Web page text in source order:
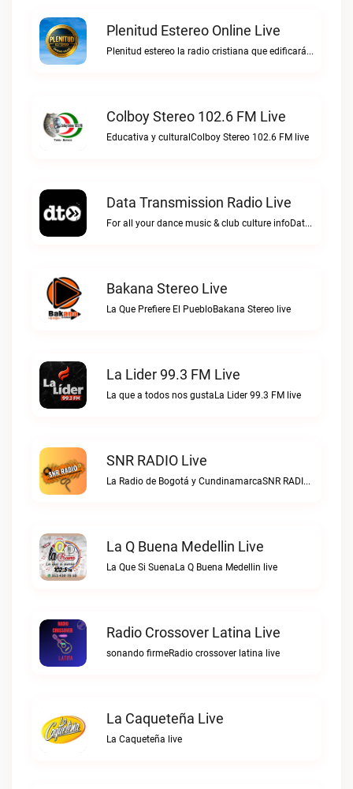
Plenitud Estereo Online Live
Plenitud estereo la radio cristiana que edificará tu vida.Plenitud Estereo Online live
Colboy Stereo 102.6 FM Live
Educativa y culturalColboy Stereo 102.6 FM live
Data Transmission Radio Live
For all your dance music & club culture infoData Transmission Radio live
Bakana Stereo Live
La Que Prefiere El PuebloBakana Stereo live
La Lider 99.3 FM Live
La que a todos nos gustaLa Lider 99.3 FM live
SNR RADIO Live
La Radio de Bogotá y CundinamarcaSNR RADIO live
La Q Buena Medellin Live
La Que Si SuenaLa Q Buena Medellin live
Radio Crossover Latina Live
sonando firmeRadio crossover latina live
La Caqueteña Live
La Caqueteña live